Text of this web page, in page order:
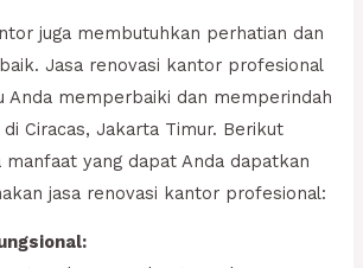
juga membutuhkan perhatian dan
Jasa renovasi kantor profesional
Anda memperbaiki dan memperindah
Ciracas, Jakarta Timur. Berikut
manfaat yang dapat Anda dapatkan
jasa renovasi kantor profesional: